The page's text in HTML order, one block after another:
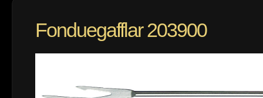
Fonduegafflar 203900